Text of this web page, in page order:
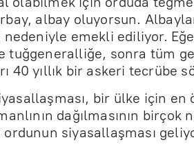
albay oluyorsun.
emekli ediliyor.
tuğgeneralliğe, sonra tüm
40 yıllık bir askeri tecrübe
bir ülke için en
dağılmasının
ordunun siyasallaşması